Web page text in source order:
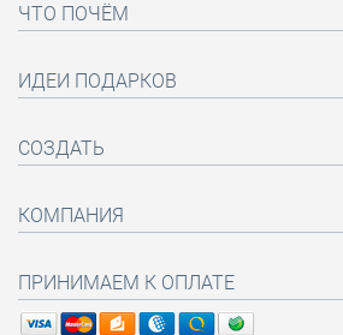
ЧТО ПОЧЁМ
ИДЕИ ПОДАРКОВ
СОЗДАТЬ
КОМПАНИЯ
ПРИНИМАЕМ К ОПЛАТЕ